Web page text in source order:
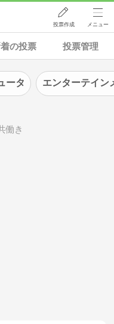
投票作成 メニュー
の投票 投票管理
働き
ータ エンターテイン